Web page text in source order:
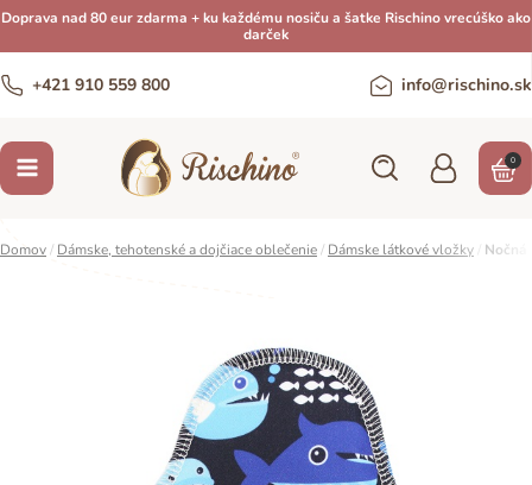
Doprava nad 80 eur zdarma + ku každému nosiču a šatke Rischino vrecúško ako
darček
+421 910 559 800 info@rischino.sk
0
Domov/ Dámske, tehotenské a dojčiace oblečenie/ Dámske látkové vložky Nočná